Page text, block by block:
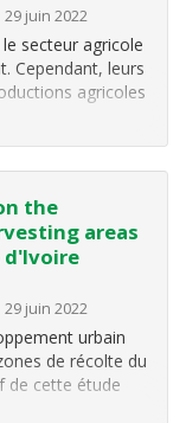
29 juin 2022
secteur agricole
Cependant, leurs
agricoles
dans le
the
areas
29 juin 2022
urbain
de récolte du
de cette étude
zones